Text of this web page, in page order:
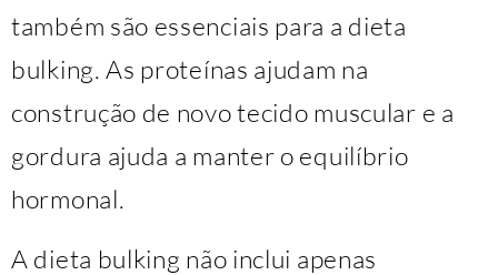
também são essenciais para a dieta
bulking. As proteínas ajudam na
construção de novo tecido muscular e a
gordura ajuda a manter o equilíbrio
hormonal.
A dieta bulking não inclui apenas